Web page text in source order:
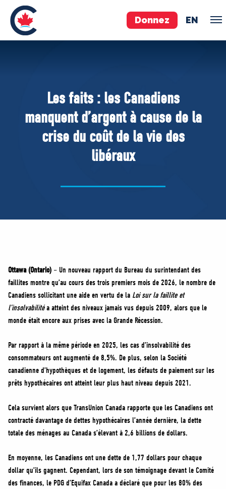
Donnez EN
Pierre Poilievre
Vos députés conservateurs
Cabinet fantôme
Exécutif national
À PROPOS
ADHÉREZ
BOUTIQUE
Les faits : les Canadiens
manquent d’argent à cause de la
crise du coût de la vie des
libéraux
Ottawa (Ontario) – Un nouveau rapport du Bureau du surintendant des
faillites montre qu’au cours des trois premiers mois de 2026, le nombre de
Canadiens sollicitant une aide en vertu de la Loi sur la faillite et
l’insolvabilitéa atteint des niveaux jamais vus depuis 2009, alors que le
monde était encore aux prises avec la Grande Récession.
Par rapport à la même période en 2025, les cas d’insolvabilité des
consommateurs ont augmenté de 8,5%. De plus, selon la Société
canadienne d’hypothèques et de logement, les défauts de paiement sur les
prêts hypothécaires ont atteint leur plus haut niveau depuis 2021.
Cela survient alors que TransUnion Canada rapporte que les Canadiens ont
contracté davantage de dettes hypothécaires l’année dernière, la dette
totale des ménages au Canada s’élevant à 2,6 billions de dollars.
En moyenne, les Canadiens ont une dette de 1,77 dollars pour chaque
dollar qu’ils gagnent. Cependant, lors de son témoignage devant le Comité
des finances, le PDG d’Equifax Canada a déclaré que pour les 80% des